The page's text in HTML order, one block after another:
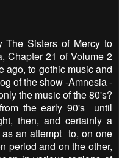
The Sisters of Mercy to
Chapter 21 of Volume 2
ago, to gothic music and
of the show -Amnesia -
the music of the 80's?
the early 90's until
then, and certainly a
an attempt to, on one
period and on the other,